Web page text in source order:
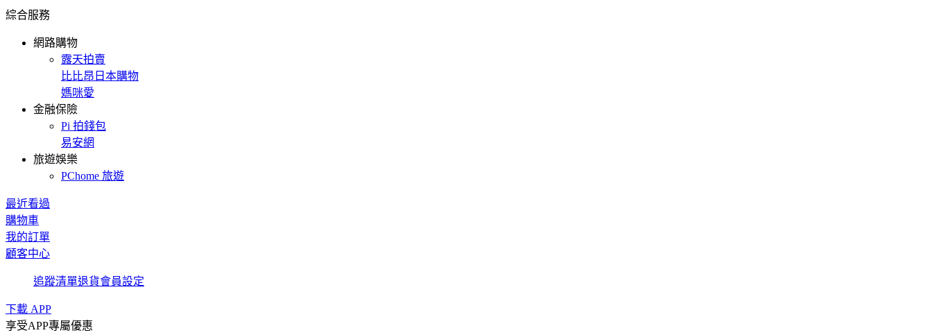
綜合服務
網路購物
露天拍賣
比比昂日本購物
媽咪愛
金融保險
Pi 拍錢包
易安網
旅遊娛樂
PChome 旅遊
最近看過
購物車
我的訂單
顧客中心
追蹤清單退貨會員設定
下載 APP
享受APP專屬優惠